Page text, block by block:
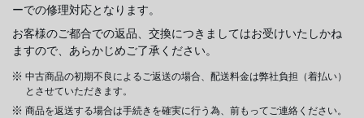
ーでの修理対応となります。
お客様のご都合での返品、交換につきましてはお受けいたしかね
ますので、あらかじめご了承ください。
中古商品の初期不良によるご返送の場合、配送料金は弊社負担（着払い）
とさせていただきます。
商品を返送する場合は手続きを確実に行う為、前もってご連絡ください。